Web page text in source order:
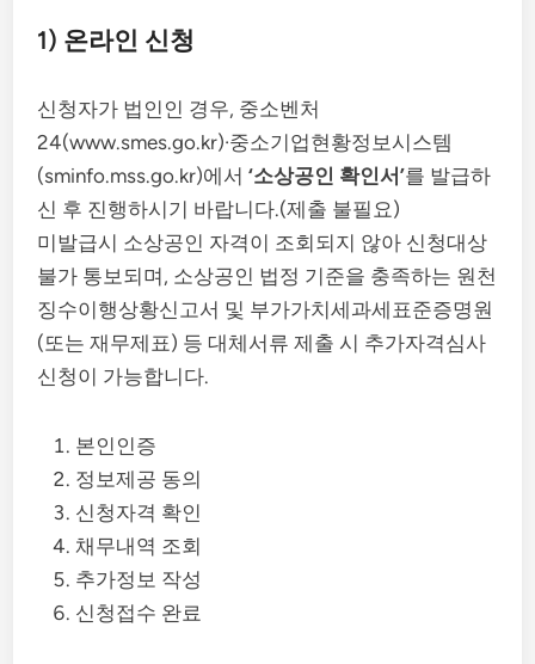
1) 온라인 신청
신청자가 법인인 경우, 중소벤처
24(www.smes.go.kr)·중소기업현황정보시스템
(sminfo.mss.go.kr)에서‘소상공인 확인서’를 발급하
신 후 진행하시기 바랍니다.(제출 불필요)
미발급시 소상공인 자격이 조회되지 않아 신청대상
불가 통보되며, 소상공인 법정 기준을 충족하는 원천
징수이행상황신고서 및 부가가치세과세표준증명원
(또는 재무제표) 등 대체서류 제출 시 추가자격심사
신청이 가능합니다.
본인인증
정보제공 동의
신청자격 확인
채무내역 조회
추가정보 작성
신청접수 완료